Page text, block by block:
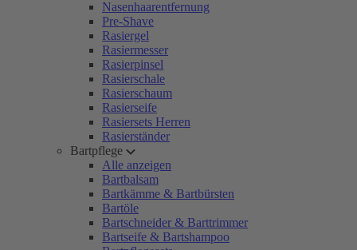
Nasenhaarentfernung
Pre-Shave
Rasiergel
Rasiermesser
Rasierpinsel
Rasierschale
Rasierschaum
Rasierseife
Rasiersets Herren
Rasierständer
Bartpflege
Alle anzeigen
Bartbalsam
Bartkämme & Bartbürsten
Bartöle
Bartschneider & Barttrimmer
Bartseife & Bartshampoo